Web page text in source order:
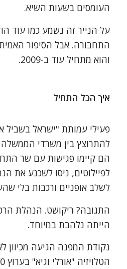
העומסים בשעות השיא.
על הנייר זה נשמע כמו עוד
התחבורה. אבל הסיפור
והוא מתחיל עוד ב-2009.
איך הכל התחיל
פעילי עמותת "ישראל בשביל
הם קיימו פגישות עם שר
לפיילוטים, ניסו לשכנע את
לשלב אופניים ורכבות בלי
התגובה? ריקושט. הנהלת
הייתה נלהבת במיוחד.
נקודת המפנה הגיעה מכיוון